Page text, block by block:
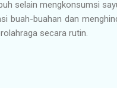
selain mengkonsumsi
buah-buahan dan
secara rutin.